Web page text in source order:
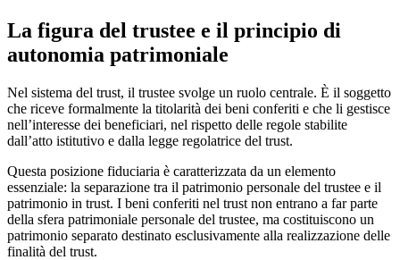
La figura del trustee e il principio di
autonomia patrimoniale
Nel sistema del trust, il trustee svolge un ruolo centrale. È il soggetto
che riceve formalmente la titolarità dei beni conferiti e che li gestisce
nell’interesse dei beneficiari, nel rispetto delle regole stabilite
dall’atto istitutivo e dalla legge regolatrice del trust.
Questa posizione fiduciaria è caratterizzata da un elemento
essenziale: la separazione tra il patrimonio personale del trustee e il
patrimonio in trust. I beni conferiti nel trust non entrano a far parte
della sfera patrimoniale personale del trustee, ma costituiscono un
patrimonio separato destinato esclusivamente alla realizzazione delle
finalità del trust.